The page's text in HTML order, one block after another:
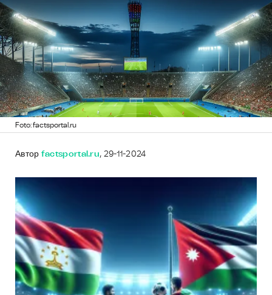
Foto: factsportal.ru
Автор factsportal.ru, 29-11-2024